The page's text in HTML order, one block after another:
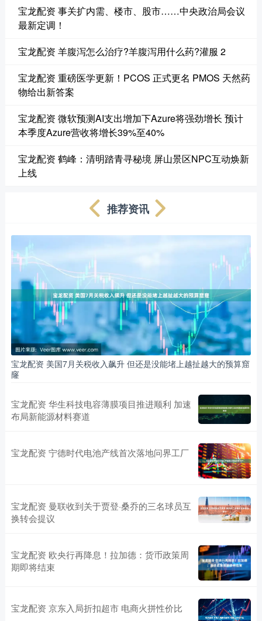
宝龙配资 事关扩内需、楼市、股市……中央政治局会议
最新定调！
宝龙配资 羊腹泻怎么治疗?羊腹泻用什么药?灌服 2
宝龙配资 重磅医学更新！PCOS 正式更名 PMOS 天然药
物给出新答案
宝龙配资 微软预测AI支出增加下Azure将强劲增长 预计
本季度Azure营收将增长39%至40%
宝龙配资 鹤峰：清明踏青寻秘境 屏山景区NPC互动焕新
上线
推荐资讯
宝龙配资 美国7月关税收入飙升 但还是没能堵上越扯越大的预算窟
窿
宝龙配资 华生科技电容薄膜项目推进顺利 加速
布局新能源材料赛道
宝龙配资 宁德时代电池产线首次落地问界工厂
宝龙配资 曼联收到关于贾登·桑乔的三名球员互
换转会提议
宝龙配资 欧央行再降息！拉加德：货币政策周
期即将结束
宝龙配资 京东入局折扣超市 电商火拼性价比